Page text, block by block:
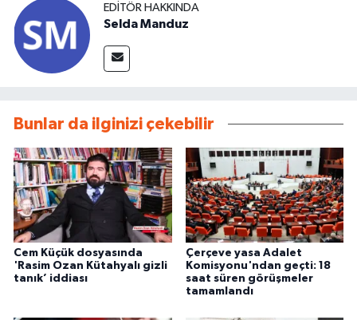
EDITÖR HAKKINDA
Selda Manduz
Bunlar da ilginizi çekebilir
Cem Küçük dosyasında
'Rasim Ozan Kütahyalı gizli
tanık’ iddiası
Çerçeve yasa Adalet
Komisyonu'ndan geçti: 18
saat süren görüşmeler
tamamlandı